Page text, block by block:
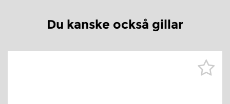
Du kanske också gillar